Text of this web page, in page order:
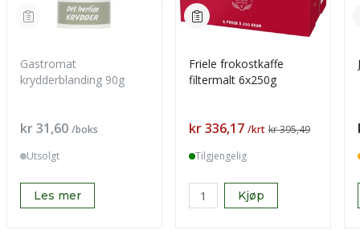
Gastromat
krydderblanding 90g
Pris
kr 31,60 /boks
Utsolgt
Les mer
Friele frokostkaffe
filtermalt 6x250g
Pris
kr 336,17 /krt kr 395,49
Tilgjengelig
Kjøp